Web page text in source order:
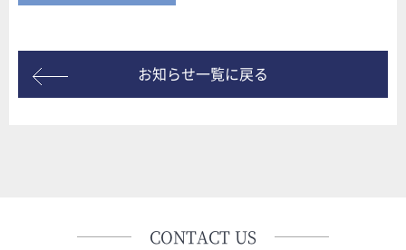
お知らせ一覧に戻る
CONTACT US